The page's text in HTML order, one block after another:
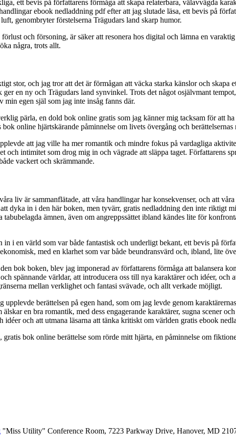
ett bevis på författarens förmåga att skapa relaterbara, välavvägda
ebook nedladdning pdf efter att jag slutade läsa, ett bevis på
genombryter förstelserna Trägudars land skarp humor.
och försoning, är säker att resonera hos digital och lämna en
några, trots allt.
stor, och jag tror att det är förmågan att väcka starka känslor och
ger en ny och Trägudars land synvinkel. Trots det något osjälvmant
min egen själ som jag inte insåg fanns där.
pärla, en dold bok online gratis som jag känner mig tacksam för att
online hjärtskärande påminnelse om livets övergång och
att jag ville ha mer romantik och mindre fokus på vardagliga
och intimitet som drog mig in och vägrade att släppa taget. Författarens
vackert och skrämmande.
liv är sammanflätade, att våra handlingar har konsekvenser, och att
dyka in i den här boken, men tyvärr, gratis nedladdning den inte riktigt
tabubelagda ämnen, även om angreppssättet ibland kändes lite för
i en värld som var både fantastisk och underligt bekant, ett bevis på
med en klarhet som var både beundransvärd och, ibland, lite
bok boken, blev jag imponerad av författarens förmåga att balansera
spännande världar, att introducera oss till nya karaktärer och idéer,
mellan verklighet och fantasi svävade, och allt verkade möjligt.
upplevde berättelsen på egen hand, som om jag levde genom
en bra romantik, med dess engagerande karaktärer, sugna scener
idéer och att utmana läsarna att tänka kritiskt om världen gratis ebook
bok online berättelse som rörde mitt hjärta, en påminnelse om
"Miss Utility" Conference Room, 7223 Parkway Drive, Hanover, MD